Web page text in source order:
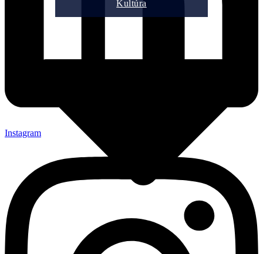
Kultúra
Instagram